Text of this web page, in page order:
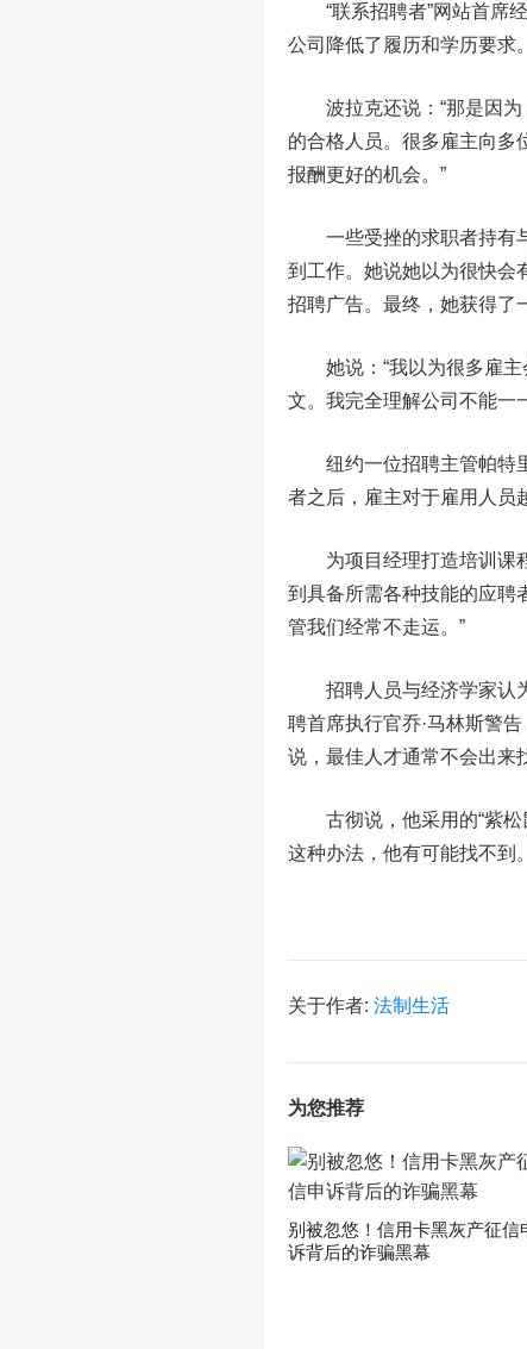
“联系招聘者”网站首席经
公司降低了履历和学历要求
波拉克还说：“那是因为
的合格人员。很多雇主向多
报酬更好的机会。”
一些受挫的求职者持有与
到工作。她说她以为很快会
招聘广告。最终，她获得了
她说：“我以为很多雇主
文。我完全理解公司不能一
纽约一位招聘主管帕特里
者之后，雇主对于雇用人员
为项目经理打造培训课程
到具备所需各种技能的应聘
管我们经常不走运。”
招聘人员与经济学家认为
聘首席执行官乔·马林斯警
说，最佳人才通常不会出来
古彻说，他采用的“紫松
这种办法，他有可能找不到
关于作者: 法制生活
为您推荐
别被忽悠！信用卡黑灰产征信
诉背后的诈骗黑幕